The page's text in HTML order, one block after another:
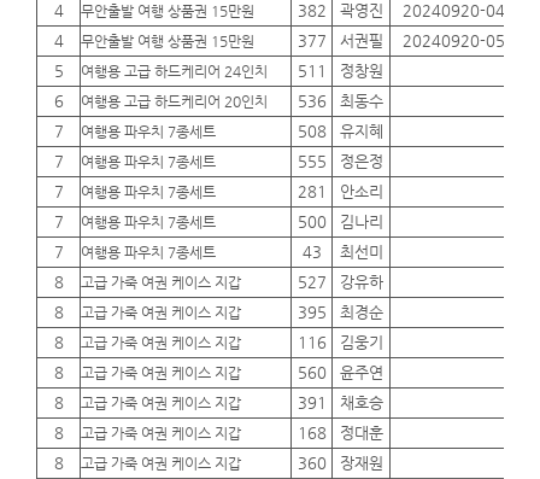
4
무안출발 여행 상품권 15만원 382 곽영진 20240920-04
4
무안출발 여행 상품권 15만원 377 서권필 20240920-05
5
여행용 고급 하드케리어 24인치 511 정창원
6
여행용 고급 하드케리어 20인치 536 최동수
7
여행용 파우치 7종세트 508 유지혜
7
여행용 파우치 7종세트 555 정은정
7
여행용 파우치 7종세트 281 안소리
7
여행용 파우치 7종세트 500 김나리
7
여행용 파우치 7종세트 43 최선미
8
고급 가죽 여권 케이스 지갑 527 강유하
8
고급 가죽 여권 케이스 지갑 395 최경순
8
고급 가죽 여권 케이스 지갑 116 김웅기
8
고급 가죽 여권 케이스 지갑 560 윤주연
8
고급 가죽 여권 케이스 지갑 391 채호승
8
고급 가죽 여권 케이스 지갑 168 정대훈
8
고급 가죽 여권 케이스 지갑 360 장재원